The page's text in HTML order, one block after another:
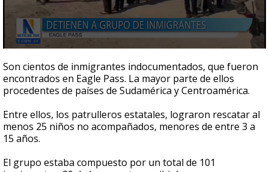
seconds
of
1
minute,
seconds
Son cientos de inmigrantes indocumentados, que fueron
encontrados en Eagle Pass. La mayor parte de ellos
procedentes de países de Sudamérica y Centroamérica.
Entre ellos, los patrulleros estatales, lograron rescatar al
menos 25 niños no acompañados, menores de entre 3 a
15 años.
El grupo estaba compuesto por un total de 101